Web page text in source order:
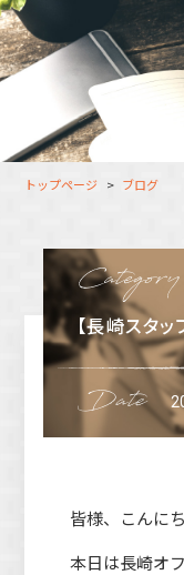
福岡オフィス
鹿児島オフィス
大分オフィス
長崎オフィス
福岡コネクトオフ
松山オフィス
広島オフィス
高松オフィス
指定就労継続支援
採用情報トップ
利用者（クルー）募
支援スタッフ（タ
利用者（クルー）デ
トップページ ブログ
【長崎スタ
皆様、こんに
本日は長崎オ